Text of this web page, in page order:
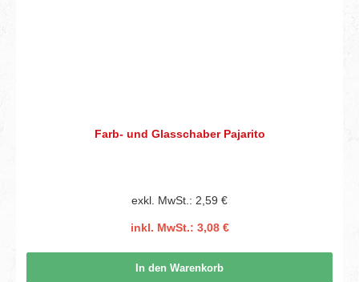
Farb- und Glasschaber Pajarito
exkl. MwSt.: 2,59 €
inkl. MwSt.: 3,08 €
In den Warenkorb